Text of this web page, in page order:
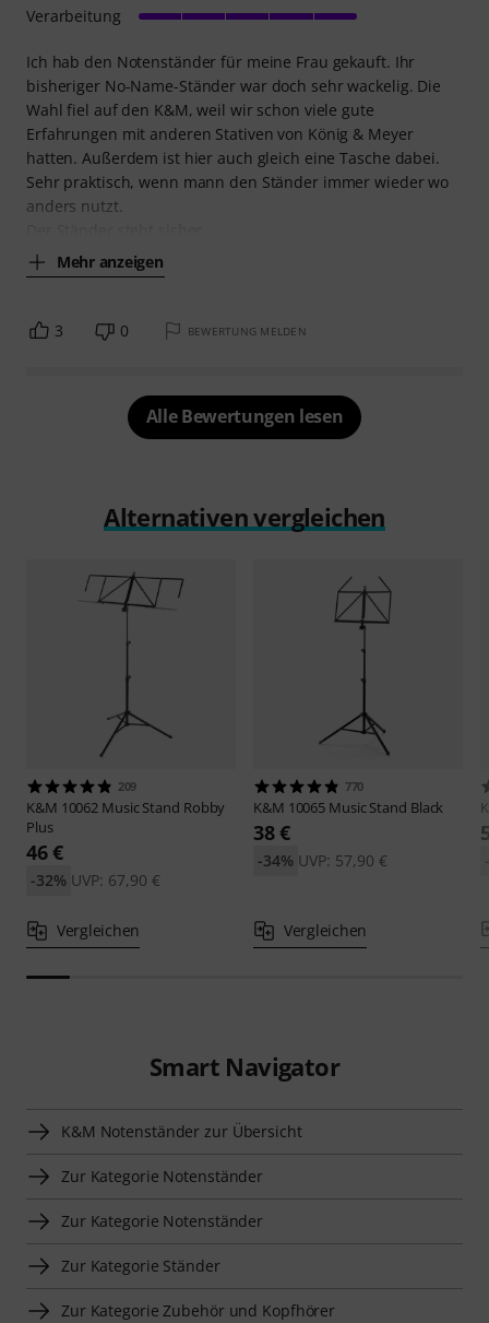
Ich hab den Notenständer für meine Frau gekauft. Ihr
bisheriger No-Name-Ständer war doch sehr wackelig. Die
Wahl fiel auf den K&M, weil wir schon viele gute
Erfahrungen mit anderen Stativen von König & Meyer
hatten. Außerdem ist hier auch gleich eine Tasche dabei.
Sehr praktisch, wenn mann den Ständer immer wieder wo
anders nutzt.
Mehr anzeigen
Verarbeitung
3 0 BEWERTUNG MELDEN
Alle Bewertungen lesen
Alternativen vergleichen
209
K&M 10062 Music Stand Robby
Plus
46 €
UVP: 67,90 €
-32%
Vergleichen
770
K&M 10065 Music Stand Black
38 €
UVP: 57,90 €
-34%
Vergleichen
Smart Navigator
K&M Notenständer zur Übersicht
Zur Kategorie Notenständer
Zur Kategorie Notenständer
Zur Kategorie Ständer
Zur Kategorie Zubehör und Kopfhörer